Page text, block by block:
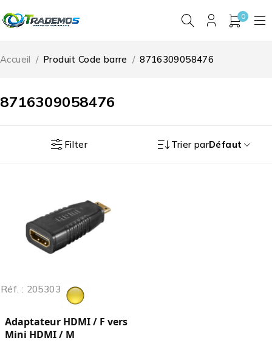
0
8716309058476
Accueil / Produit Code barre / 8716309058476
Filter Trier parDéfaut
Réf. : 205303
Adaptateur HDMI / F vers
Mini HDMI / M